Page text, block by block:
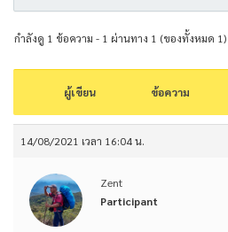
กำลังดู 1 ข้อความ - 1 ผ่านทาง 1 (ของทั้งหมด 1)
ผู้เขียน ข้อความ
14/08/2021 เวลา 16:04 น.
Zent
Participant